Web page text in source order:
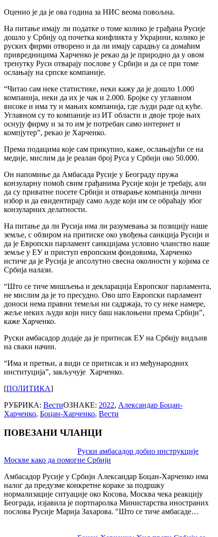
Оценио је да је ова година за НИС веома повољна.
На питање имају ли податке о томе колико је грађана Русије
дошло у Србију од почетка конфликта у Украјини, колико је
руских фирми отворено и да ли имају сарадњу са домаћим
привредницима Харченко је рекао да је природно да у овом
тренутку Руси отварају послове у Србији и да се при томе
ослањају на српске компаније.
“Читао сам неке статистике, неки кажу да је дошло 1.000
компанија, неки да их је чак и 2.000. Бројке су углавном
високе и има ту и мањих компанија, где људи раде од куће.
Углавном су то компаније из ИТ области и двоје троје њих
оснују фирму и за то им је потребан само интернет и
компјутер”, рекао је Харченко.
Према подацима које сам прикупио, каже, ослањајући се на
медије, мислим да је реалан број Руса у Србији око 50.000.
Он напомиње да Амбасада Русије у Београду пружа
конзуларну помоћ свим грађанима Русије који је требају, али
да су приватне посете Србији и отварање компанија лични
избор и да евидентирају само људе који им се обраћају због
конзуларних делатности.
На питање да ли Русија има ли разумевања за позицију наше
земље, с обзиром на притиске око увођења санкција Русији и
да је Европски парламент санкцијама условио чланство наше
земље у ЕУ и приступ европским фондовима, Харченко
истиче да је Русија је апсолутно свесна околности у којима се
Србија налази.
“Што се тиче мишљења и декларација Европског парламента,
не мислим да је то пресудно. Ово што Европски парламент
доноси нема правни темељи ни садржаја, то су неке намере,
жеље неких људи који нису баш наклоњени према Србији”,
каже Харченко.
Руски амбасадор додаје да је притисак ЕУ на Србију видљив
на сваки начин.
“Има и претњи, а види се притисак и из међународних
институција”, закључује Харченко.
[ПОЛИТИКА]
РУБРИКА: ВестиОЗНАКЕ: 2022, Александар Боцан-
Харченко, Боцан-Харченко, Вести
ПОВЕЗАНИ ЧЛАНЦИ
Руски амбасадор добио инструкције
Москве како да помогне Србији
Амбасадор Русије у Србији Александар Боцан-Харченко има
налог да предузме конкретне кораке за подршку
нормализације ситуације око Косова, Москва чека реакцију
Београда, изјавила је портпаролка Министарства иностраних
послова Русије Марија Захарова. "Што се тиче амбасаде…
navigation